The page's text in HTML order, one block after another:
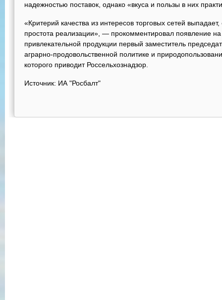
надежностью поставок, однако «вкуса и пользы в них
«Критерий качества из интересов торговых сетей
простота реализации», — прокомментировал появление
привлекательной продукции первый заместитель
аграрно-продовольственной политике и
которого приводит Россельхознадзор.
Источник: ИА "Росбалт"